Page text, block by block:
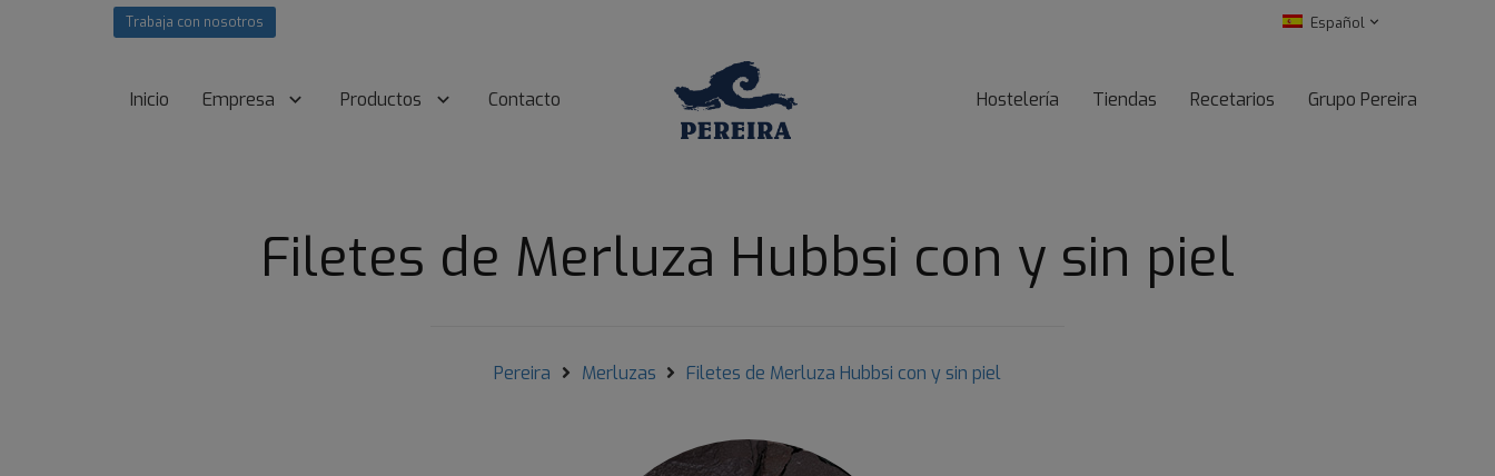
Trabaja con nosotros Español
Inicio Empresa Productos Contacto Hostelería Tiendas Recetarios Grupo Pereira
Filetes de Merluza Hubbsi con y sin piel
Pereira Merluzas Filetes de Merluza Hubbsi con y sin piel